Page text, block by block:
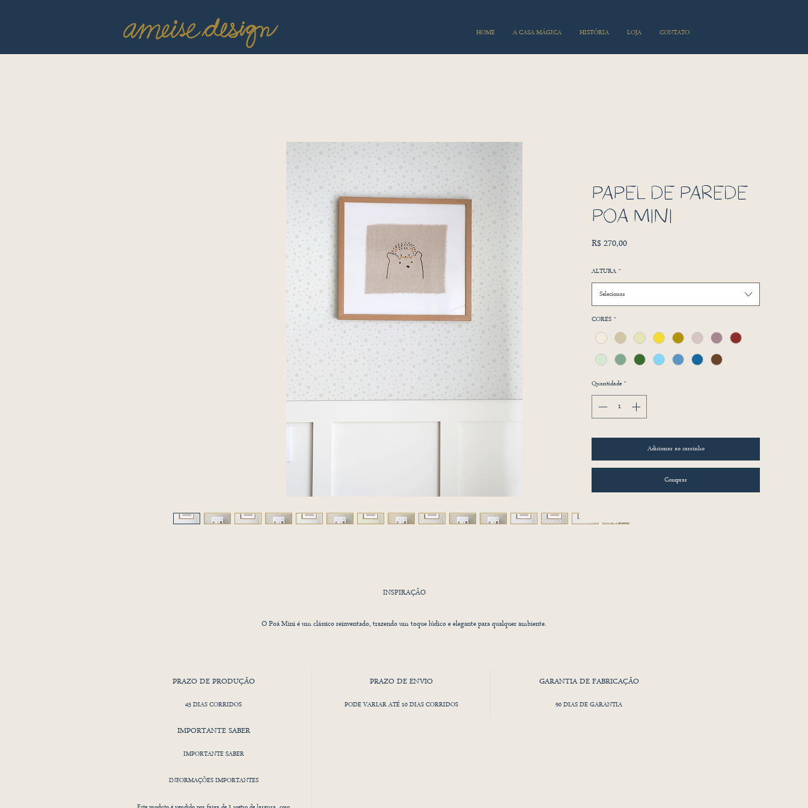
HOME A CASA MÁGICA HISTÓRIA LOJA CONTATO
PAPEL DE PAREDE
POA MINI
R$ 270,00Preço
ALTURA *
Selecionar
CORES *
Quantidade *
Adicionar ao carrinho
Comprar
INSPIRAÇÃO
O Poá Mini é um clássico reinventado, trazendo um toque lúdico e elegante para qualquer ambiente.
Disponível em uma paleta versátil e sofisticada, o Papel de Parede Poá é perfeito para criar uma
atmosfera leve e aconchegante. Seu desenho dinâmico adiciona movimento sem sobrecarregar o
PRAZO DE PRODUÇÃO
45 DIAS CORRIDOS
PRAZO DE ENVIO
PODE VARIAR ATÉ 10 DIAS CORRIDOS
GARANTIA DE FABRICAÇÃO
90 DIAS DE GARANTIA
IMPORTANTE SABER
IMPORTANTE SABER
INFORMAÇÕES IMPORTANTES